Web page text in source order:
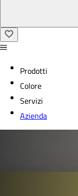
Prodotti
Colore
Servizi
Azienda